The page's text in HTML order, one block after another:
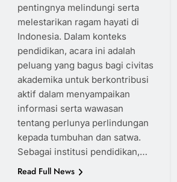
pentingnya melindungi serta
melestarikan ragam hayati di
Indonesia. Dalam konteks
pendidikan, acara ini adalah
peluang yang bagus bagi civitas
akademika untuk berkontribusi
aktif dalam menyampaikan
informasi serta wawasan
tentang perlunya perlindungan
kepada tumbuhan dan satwa.
Sebagai institusi pendidikan,…
Read Full News